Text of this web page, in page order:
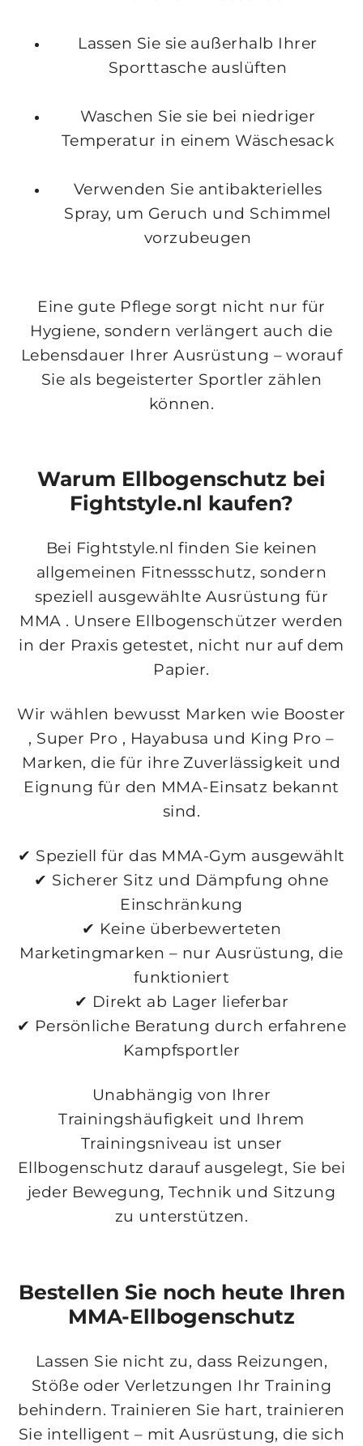
Lassen Sie sie außerhalb Ihrer
Sporttasche auslüften
Waschen Sie sie bei niedriger
Temperatur in einem Wäschesack
Verwenden Sie antibakterielles
Spray, um Geruch und Schimmel
vorzubeugen
Eine gute Pflege sorgt nicht nur für
Hygiene, sondern verlängert auch die
Lebensdauer Ihrer Ausrüstung – worauf
Sie als begeisterter Sportler zählen
können.
Warum Ellbogenschutz bei
Fightstyle.nl kaufen?
Bei Fightstyle.nl finden Sie keinen
allgemeinen Fitnessschutz, sondern
speziell ausgewählte Ausrüstung für
MMA . Unsere Ellbogenschützer werden
in der Praxis getestet, nicht nur auf dem
Papier.
Wir wählen bewusst Marken wie Booster
, Super Pro , Hayabusa und King Pro –
Marken, die für ihre Zuverlässigkeit und
Eignung für den MMA-Einsatz bekannt
sind.
✔ Speziell für das MMA-Gym ausgewählt
✔ Sicherer Sitz und Dämpfung ohne
Einschränkung
✔ Keine überbewerteten
Marketingmarken – nur Ausrüstung, die
funktioniert
✔ Direkt ab Lager lieferbar
✔ Persönliche Beratung durch erfahrene
Kampfsportler
Unabhängig von Ihrer
Trainingshäufigkeit und Ihrem
Trainingsniveau ist unser
Ellbogenschutz darauf ausgelegt, Sie bei
jeder Bewegung, Technik und Sitzung
zu unterstützen.
Bestellen Sie noch heute Ihren
MMA-Ellbogenschutz
Lassen Sie nicht zu, dass Reizungen,
Stöße oder Verletzungen Ihr Training
behindern. Trainieren Sie hart, trainieren
Sie intelligent – ​​mit Ausrüstung, die sich